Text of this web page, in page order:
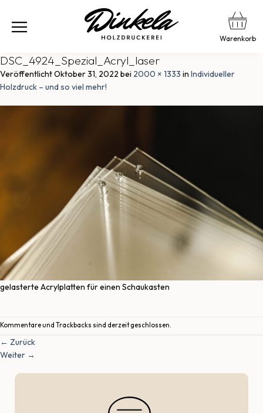
Warenkorb
DSC_4924_Spezial_Acryl_laser
VeröffentlichtOktober 31, 2022 bei 2000 × 1333 in Individueller
Holzdruck – und so viel mehr!
gelasterte Acrylplatten für einen Schaukasten
Kommentare und Trackbacks sind derzeit geschlossen.
← Zurück
Weiter →